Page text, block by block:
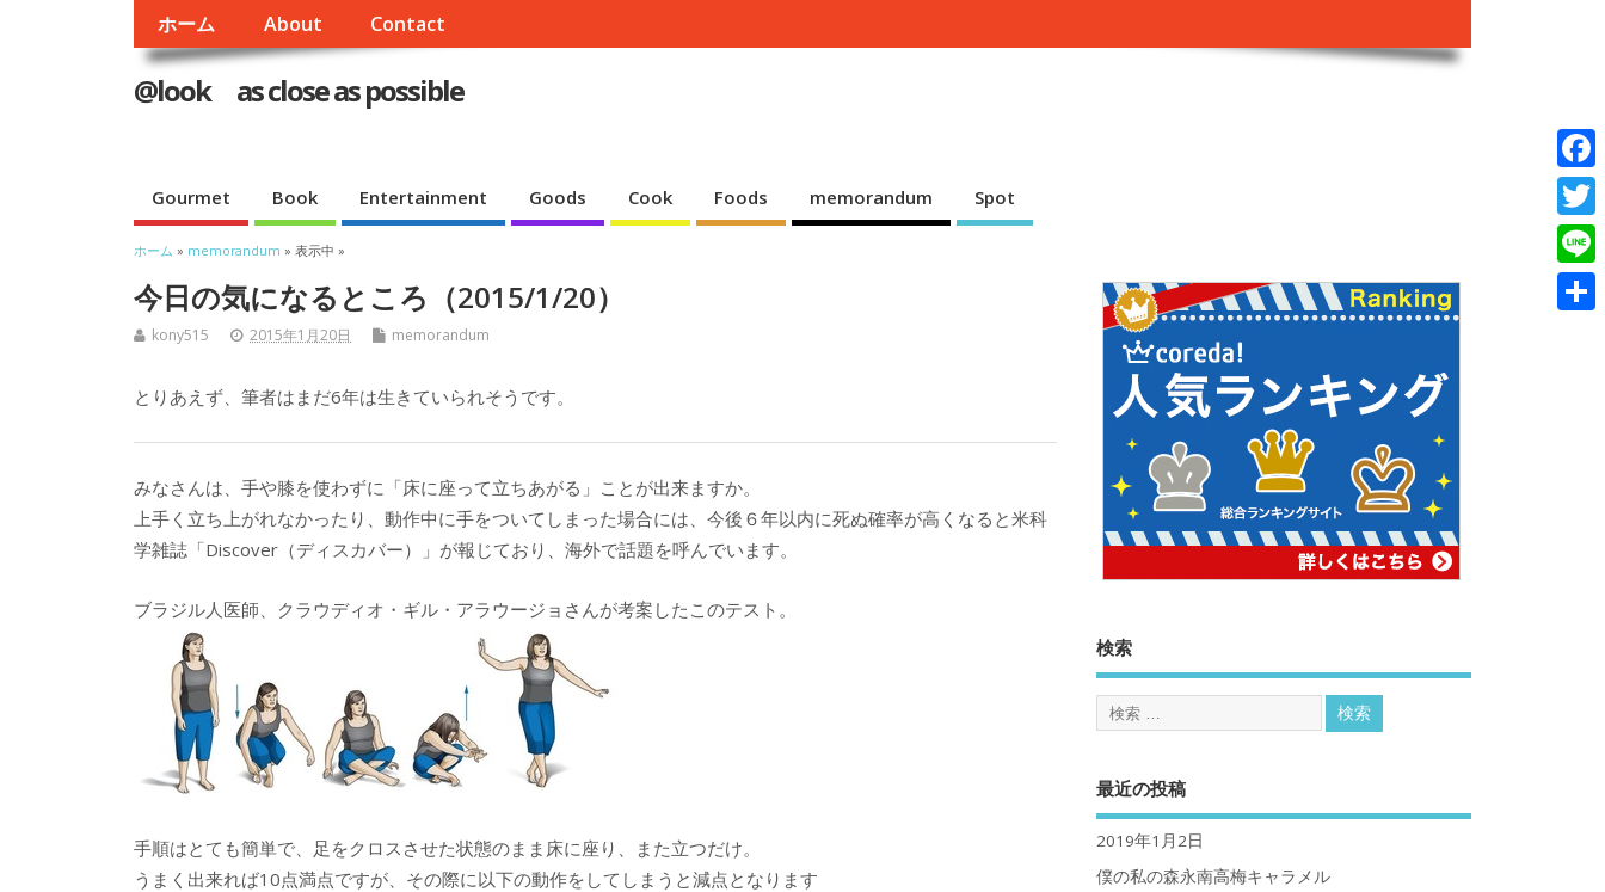
ホーム About Contact
@look as close as possible
Gourmet Book Entertainment Goods Cook Foods memorandum Spot
ホーム » memorandum » 表示中 »
今日の気になるところ（2015/1/20）
kony515 2015年1月20日 memorandum
とりあえず、筆者はまだ6年は生きていられそうです。
みなさんは、手や膝を使わずに「床に座って立ちあがる」ことが出来ますか。
上手く立ち上がれなかったり、動作中に手をついてしまった場合には、今後６年以内に死ぬ確率が高くなると米科
学雑誌「Discover（ディスカバー）」が報じており、海外で話題を呼んでいます。
ブラジル人医師、クラウディオ・ギル・アラウージョさんが考案したこのテスト。
手順はとても簡単で、足をクロスさせた状態のまま床に座り、また立つだけ。
うまく出来れば10点満点ですが、その際に以下の動作をしてしまうと減点となります
検索
最近の投稿
2019年1月2日
僕の私の森永南高梅キャラメル
Line